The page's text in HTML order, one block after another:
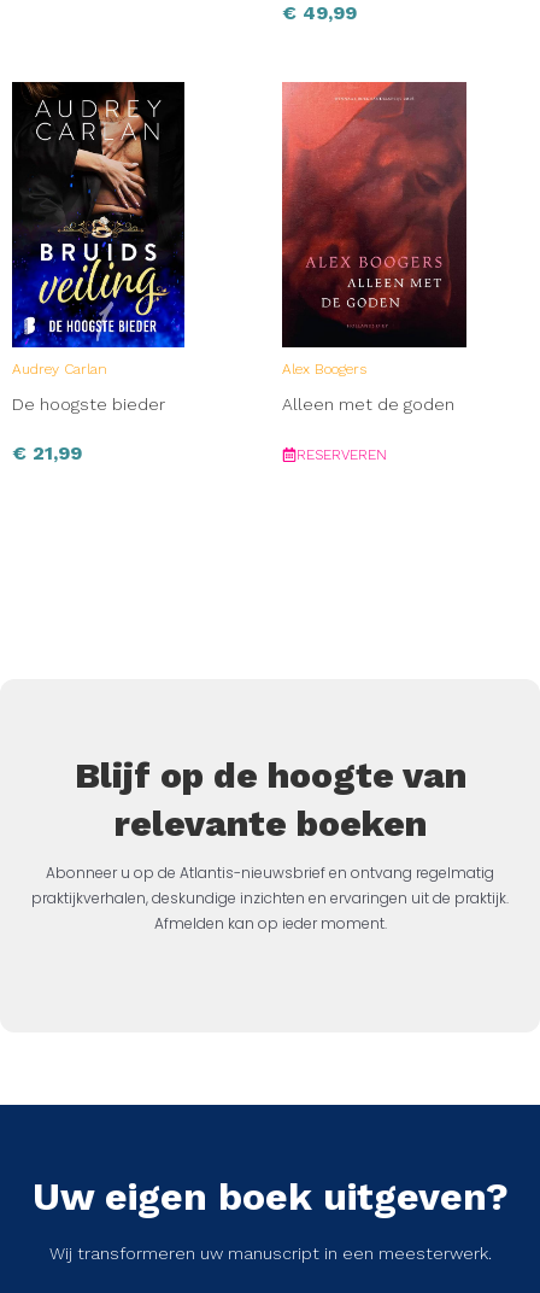
€ 49,99
Audrey Carlan
De hoogste bieder
€ 21,99
Alex Boogers
Alleen met de goden
RESERVEREN
Blijf op de hoogte van
relevante boeken
Abonneer u op de Atlantis-nieuwsbrief en ontvang regelmatig
praktijkverhalen, deskundige inzichten en ervaringen uit de praktijk.
Afmelden kan op ieder moment.
Uw eigen boek uitgeven?
Wij transformeren uw manuscript in een meesterwerk.